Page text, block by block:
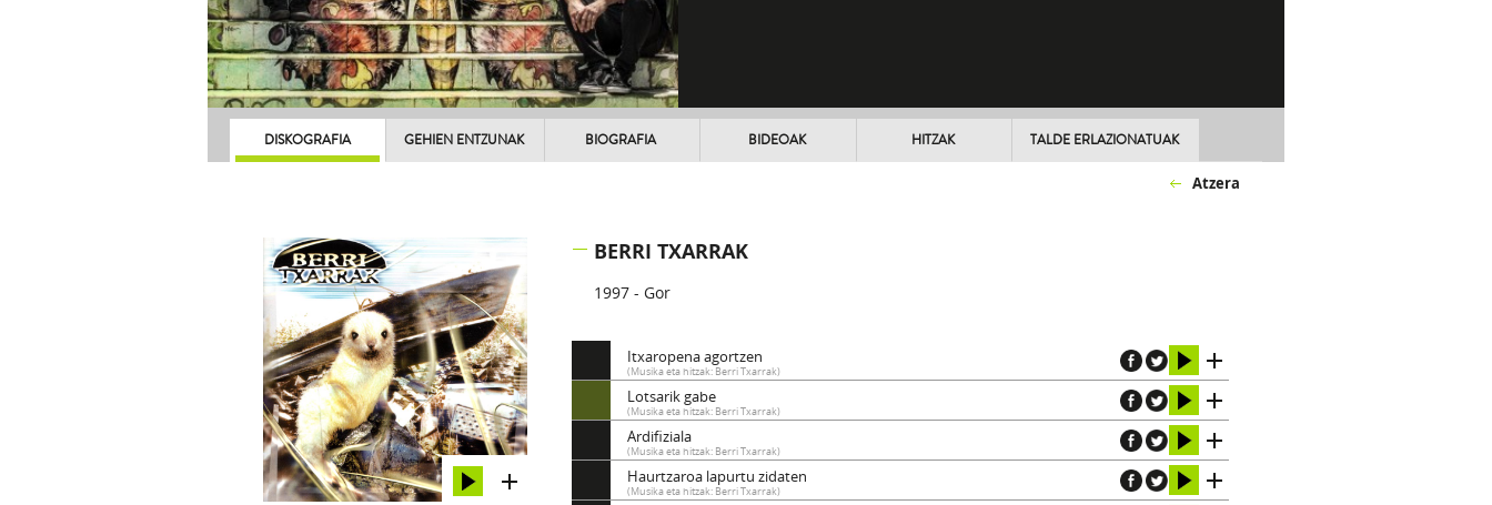
DISKOGRAFIA GEHIEN ENTZUNAK BIOGRAFIA BIDEOAK HITZAK TALDE ERLAZIONATUAK
Atzera
BERRI TXARRAK
1997 - Gor
Itxaropena agortzen
(Musika eta hitzak: Berri Txarrak)
Lotsarik gabe
(Musika eta hitzak: Berri Txarrak)
Ardifiziala
(Musika eta hitzak: Berri Txarrak)
Haurtzaroa lapurtu zidaten
(Musika eta hitzak: Berri Txarrak)